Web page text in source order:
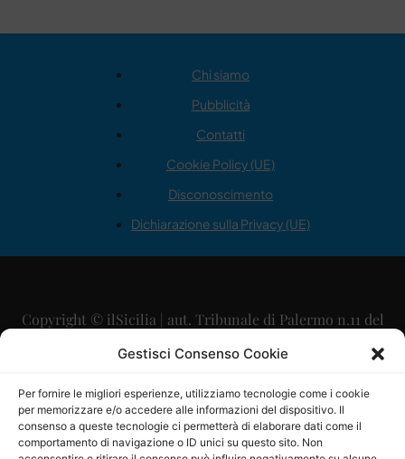
Gestisci Consenso Cookie
Per fornire le migliori esperienze, utilizziamo tecnologie come i cookie
per memorizzare e/o accedere alle informazioni del dispositivo. Il
consenso a queste tecnologie ci permetterà di elaborare dati come il
comportamento di navigazione o ID unici su questo sito. Non
Chi siamo
Pubblicità
Contatti
Cookie Policy (UE)
Disconoscimento
Dichiarazione sulla Privacy (UE)
Copyright © ilSicilia | aut. Tribunale di Palermo n.11 del
29/09/2015
Direttore Editoriale: Maurizio Scaglione